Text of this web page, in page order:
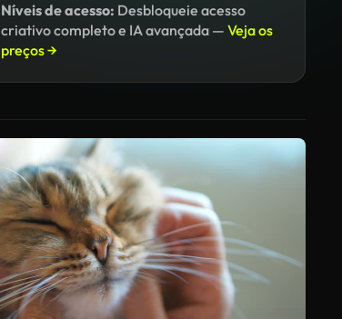
Níveis de acesso: Desbloqueie acesso
criativo completo e IA avançada — Veja os
preços →